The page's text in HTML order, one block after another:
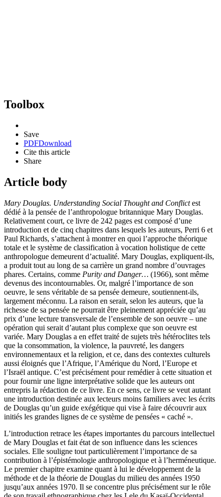
Toolbox
Save
PDFDownload
Cite this article
Share
Article body
Mary Douglas. Understanding Social Thought and Conflictest
dédié à la pensée de l’anthropologue britannique Mary Douglas.
Relativement court, ce livre de 242 pages est composé d’une
introduction et de cinq chapitres dans lesquels les auteurs, Perri 6 et
Paul Richards, s’attachent à montrer en quoi l’approche théorique
totale et le système de classification à vocation holistique de cette
anthropologue demeurent d’actualité. Mary Douglas, expliquent-ils,
a produit tout au long de sa carrière un grand nombre d’ouvrages
phares. Certains, comme Purity and Danger… (1966), sont même
devenus des incontournables. Or, malgré l’importance de son
oeuvre, le sens véritable de sa pensée demeure, soutiennent-ils,
largement méconnu. La raison en serait, selon les auteurs, que la
richesse de sa pensée ne pourrait être pleinement appréciée qu’au
prix d’une lecture transversale de l’ensemble de son oeuvre ‒ une
opération qui serait d’autant plus complexe que son oeuvre est
variée. Mary Douglas a en effet traité de sujets très hétéroclites tels
que la consommation, la violence, la pauvreté, les dangers
environnementaux et la religion, et ce, dans des contextes culturels
aussi éloignés que l’Afrique, l’Amérique du Nord, l’Europe et
l’Israël antique. C’est précisément pour remédier à cette situation et
pour fournir une ligne interprétative solide que les auteurs ont
entrepris la rédaction de ce livre. En ce sens, ce livre se veut autant
une introduction destinée aux lecteurs moins familiers avec les écrits
de Douglas qu’un guide exégétique qui vise à faire découvrir aux
initiés les grandes lignes de ce système de pensées « caché ».
L’introduction retrace les étapes importantes du parcours intellectuel
de Mary Douglas et fait état de son influence dans les sciences
sociales. Elle souligne tout particulièrement l’importance de sa
contribution à l’épistémologie anthropologique et à l’herméneutique.
Le premier chapitre examine quant à lui le développement de la
méthode et de la théorie de Douglas du milieu des années 1950
jusqu’aux années 1970. Il se concentre plus précisément sur le rôle